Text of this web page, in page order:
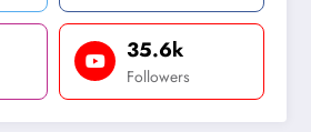
35.6k
Followers